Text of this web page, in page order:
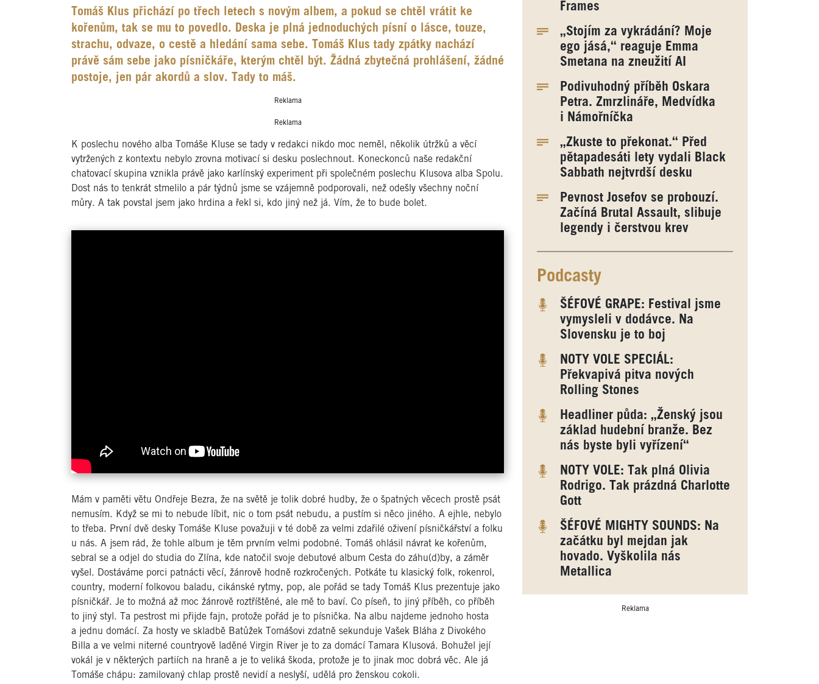
Tomáš Klus přichází po třech letech s novým albem, a pokud se chtěl vrátit ke
kořenům, tak se mu to povedlo. Deska je plná jednoduchých písní o lásce, touze,
strachu, odvaze, o cestě a hledání sama sebe. Tomáš Klus tady zpátky nachází
právě sám sebe jako písničkáře, kterým chtěl být. Žádná zbytečná prohlášení, žádné
postoje, jen pár akordů a slov. Tady to máš.
Reklama
Reklama
K poslechu nového alba Tomáše Kluse se tady v redakci nikdo moc neměl, několik útržků a věcí
vytržených z kontextu nebylo zrovna motivací si desku poslechnout. Koneckonců naše redakční
chatovací skupina vznikla právě jako karlínský experiment při společném poslechu Klusova alba Spolu.
Dost nás to tenkrát stmelilo a pár týdnů jsme se vzájemně podporovali, než odešly všechny noční
můry. A tak povstal jsem jako hrdina a řekl si, kdo jiný než já. Vím, že to bude bolet.
Mám v paměti větu Ondřeje Bezra, že na světě je tolik dobré hudby, že o špatných věcech prostě psát
nemusím. Když se mi to nebude líbit, nic o tom psát nebudu, a pustím si něco jiného. A ejhle, nebylo
to třeba. První dvě desky Tomáše Kluse považuji v té době za velmi zdařilé oživení písničkářství a folku
u nás. A jsem rád, že tohle album je těm prvním velmi podobné. Tomáš ohlásil návrat ke kořenům,
sebral se a odjel do studia do Zlína, kde natočil svoje debutové album Cesta do záhu(d)by, a záměr
vyšel. Dostáváme porci patnácti věcí, žánrově hodně rozkročených. Potkáte tu klasický folk, rokenrol,
country, moderní folkovou baladu, cikánské rytmy, pop, ale pořád se tady Tomáš Klus prezentuje jako
písničkář. Je to možná až moc žánrově roztříštěné, ale mě to baví. Co píseň, to jiný příběh, co příběh
to jiný styl. Ta pestrost mi přijde fajn, protože pořád je to písnička. Na albu najdeme jednoho hosta
a jednu domácí. Za hosty ve skladbě Batůžek Tomášovi zdatně sekunduje Vašek Bláha z Divokého
Billa a ve velmi niterné countryově laděné Virgin River je to za domácí Tamara Klusová. Bohužel její
vokál je v některých partiích na hraně a je to veliká škoda, protože je to jinak moc dobrá věc. Ale já
Tomáše chápu: zamilovaný chlap prostě nevidí a neslyší, udělá pro ženskou cokoli.
Frames
„Stojím za vykrádání? Moje
ego jásá,“ reaguje Emma
Smetana na zneužití AI
Podivuhodný příběh Oskara
Petra. Zmrzlináře, Medvídka
i Námořníčka
„Zkuste to překonat.“ Před
pětapadesáti lety vydali Black
Sabbath nejtvrdší desku
Pevnost Josefov se probouzí.
Začíná Brutal Assault, slibuje
legendy i čerstvou krev
Podcasty
ŠÉFOVÉ GRAPE: Festival jsme
vymysleli v dodávce. Na
Slovensku je to boj
NOTY VOLE SPECIÁL:
Překvapivá pitva nových
Rolling Stones
Headliner půda: „Ženský jsou
základ hudební branže. Bez
nás byste byli vyřízení“
NOTY VOLE: Tak plná Olivia
Rodrigo. Tak prázdná Charlotte
Gott
ŠÉFOVÉ MIGHTY SOUNDS: Na
začátku byl mejdan jak
hovado. Vyškolila nás
Metallica
Reklama